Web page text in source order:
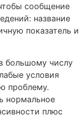
сообщение
название
показатель и
большому числу
условия
проблему.
нормальное
плюс